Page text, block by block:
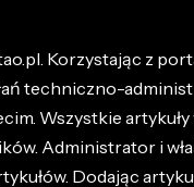
Korzystając z
techniczno-
Wszystkie artykuły
Administrator i
Dodając